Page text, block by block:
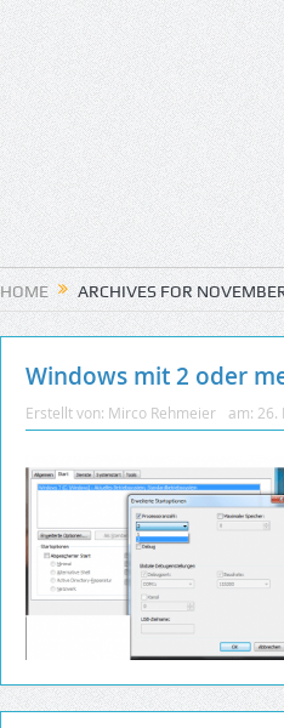
HOME ARCHIVES FOR
Windows mit 2 oder
Erstellt von: Mirco Rehmeier am: 26.